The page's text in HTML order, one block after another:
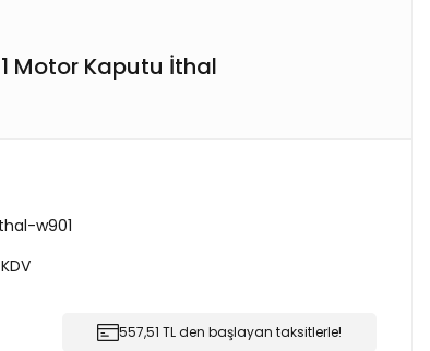
Motor Kaputu İthal
w901
557,51 TL den başlayan taksitlerle!